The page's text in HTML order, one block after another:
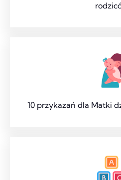
10 przykazań dla Matki